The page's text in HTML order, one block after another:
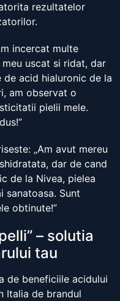
rezultatelor
incercat multe
uscat si ridat, dar
acid hialuronic de la
am observat o
pielii mele.
„Am avut mereu
dar de cand
de la Nivea, pielea
sanatoasa. Sunt
obtinute!”
– solutia
tau
de beneficiile acidului
Italia de brandul